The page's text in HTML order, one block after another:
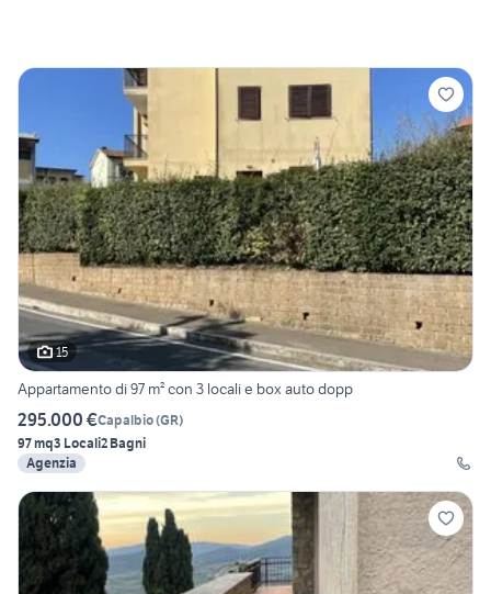
15
Appartamento di 97 m² con 3 locali e box auto dopp
295.000 €Capalbio(GR)
97 mq3 Locali2 Bagni
Agenzia